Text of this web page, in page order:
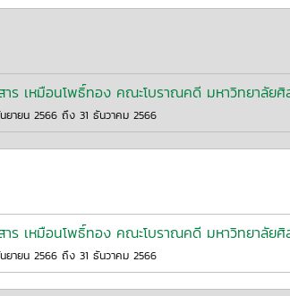
ร เหมือนโพธิ์ทอง คณะโบราณคดี มหาวิทยาลัยศิ
ายน 2566 ถึง 31 ธันวาคม 2566
ร เหมือนโพธิ์ทอง คณะโบราณคดี มหาวิทยาลัยศิ
ายน 2566 ถึง 31 ธันวาคม 2566